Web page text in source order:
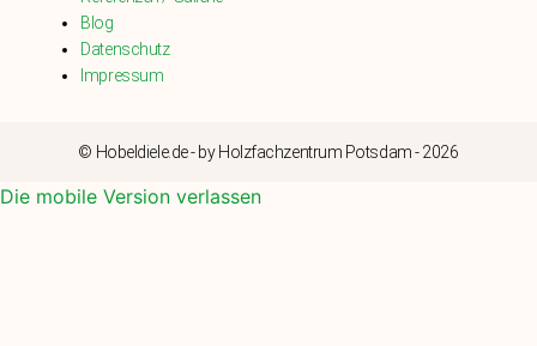
Blog
Datenschutz
Impressum
© Hobeldiele.de - by Holzfachzentrum Potsdam - 2026
Die mobile Version verlassen